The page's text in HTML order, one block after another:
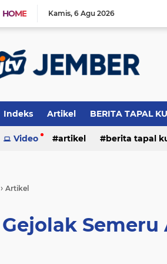
HOME Kamis 6 Agu 2026
Indeks Artikel BERITA TAPAL
PERISTIWA
Video artikel berita tapal
› Artikel
Gejolak